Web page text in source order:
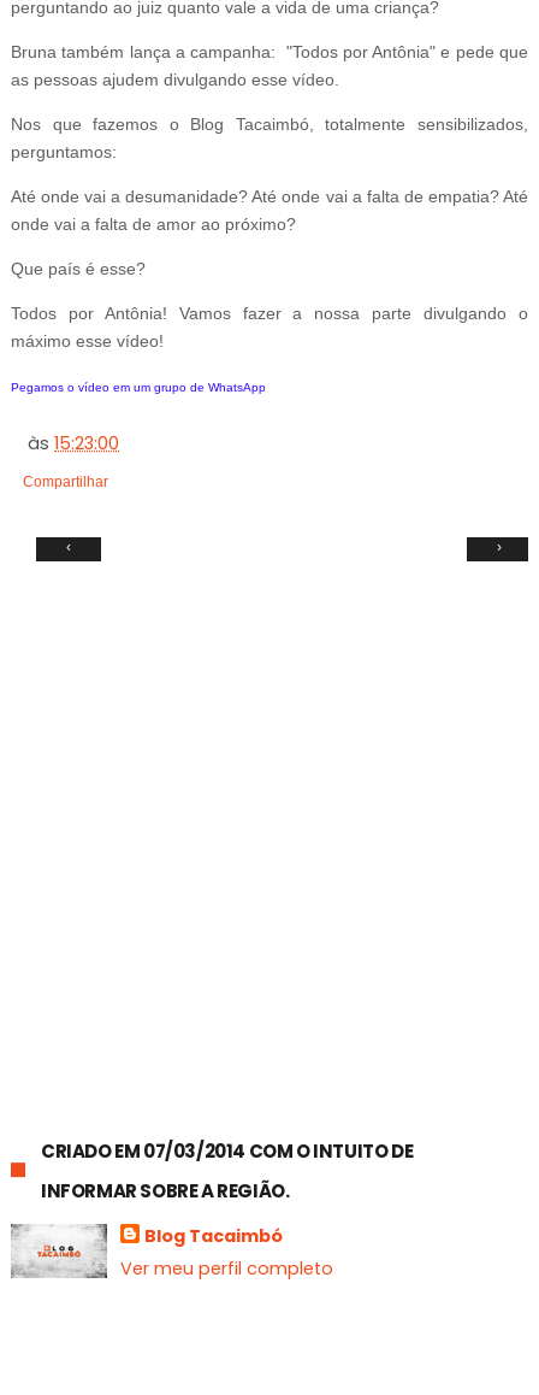
perguntando ao juiz quanto vale a vida de uma criança?
Bruna também lança a campanha: "Todos por Antônia" e pede que
as pessoas ajudem divulgando esse vídeo.
Nos que fazemos o Blog Tacaimbó, totalmente sensibilizados,
perguntamos:
Até onde vai a desumanidade? Até onde vai a falta de empatia? Até
onde vai a falta de amor ao próximo?
Que país é esse?
Todos por Antônia! Vamos fazer a nossa parte divulgando o
máximo esse vídeo!
Pegamos o vídeo em um grupo de WhatsApp
às15:23:00
Compartilhar
‹ ›
CRIADO EM 07/03/2014 COM O INTUITO DE
INFORMAR SOBRE A REGIÃO.
Blog Tacaimbó
Ver meu perfil completo